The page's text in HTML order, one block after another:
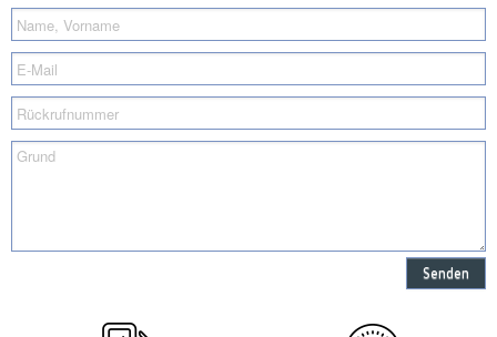
Senden